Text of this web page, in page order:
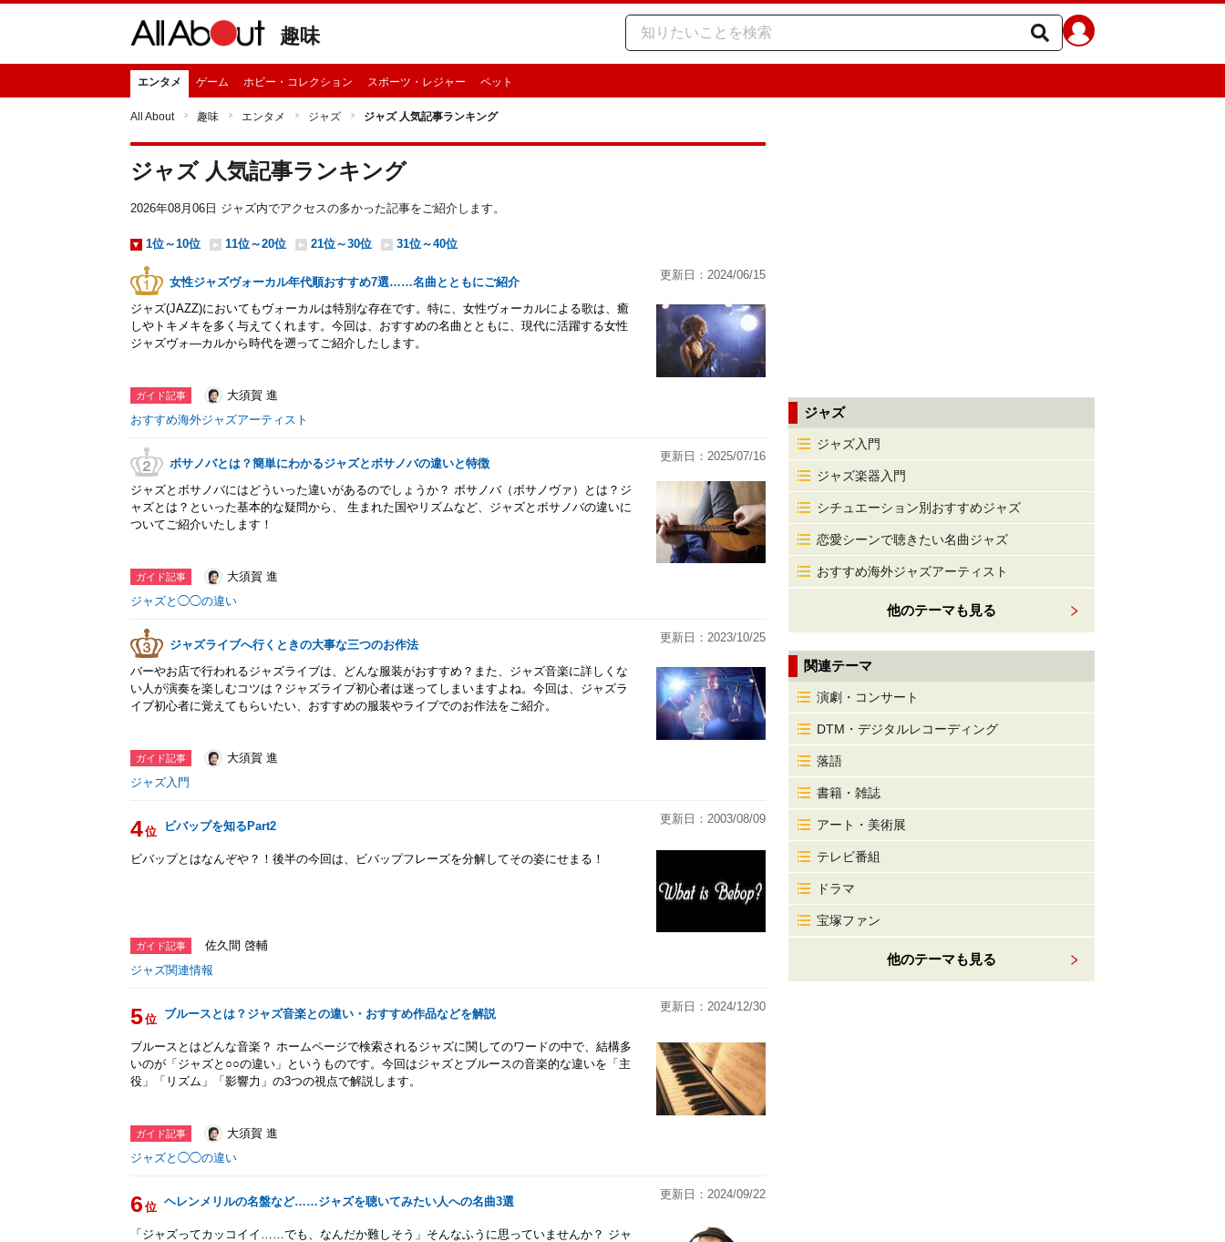
趣味
エンタメ ゲーム ホビー・コレクション スポーツ・レジャー ペット
All About 趣味 エンタメ ジャズ ジャズ 人気記事ランキング
ジャズ 人気記事ランキング
2026年08月06日 ジャズ内でアクセスの多かった記事をご紹介します。
1位～10位 11位～20位 21位～30位 31位～40位
女性ジャズヴォーカル年代順おすすめ7選……名曲とともにご紹介
更新日：2024/06/15
ジャズ(JAZZ)においてもヴォーカルは特別な存在です。特に、女性ヴォーカルによる歌は、癒
しやトキメキを多く与えてくれます。今回は、おすすめの名曲とともに、現代に活躍する女性
ジャズヴォ―カルから時代を遡ってご紹介したします。
ガイド記事
大須賀 進
おすすめ海外ジャズアーティスト
ボサノバとは？簡単にわかるジャズとボサノバの違いと特徴
更新日：2025/07/16
ジャズとボサノバにはどういった違いがあるのでしょうか？ ボサノバ（ボサノヴァ）とは？ジ
ャズとは？といった基本的な疑問から、 生まれた国やリズムなど、ジャズとボサノバの違いに
ついてご紹介いたします！
ガイド記事
大須賀 進
ジャズと◯◯の違い
ジャズライブへ行くときの大事な三つのお作法
更新日：2023/10/25
バーやお店で行われるジャズライブは、どんな服装がおすすめ？また、ジャズ音楽に詳しくな
い人が演奏を楽しむコツは？ジャズライブ初心者は迷ってしまいますよね。今回は、ジャズラ
イブ初心者に覚えてもらいたい、おすすめの服装やライブでのお作法をご紹介。
ガイド記事
大須賀 進
ジャズ入門
4位 ビバップを知るPart2
更新日：2003/08/09
ビバップとはなんぞや？！後半の今回は、ビバップフレーズを分解してその姿にせまる！
ガイド記事
佐久間 啓輔
ジャズ関連情報
5位 ブルースとは？ジャズ音楽との違い・おすすめ作品などを解説
更新日：2024/12/30
ブルースとはどんな音楽？ ホームページで検索されるジャズに関してのワードの中で、結構多
いのが「ジャズと○○の違い」というものです。今回はジャズとブルースの音楽的な違いを「主
役」「リズム」「影響力」の3つの視点で解説します。
ガイド記事
大須賀 進
ジャズと◯◯の違い
6 位 ヘレンメリルの名盤など……ジャズを聴いてみたい人への名曲3選
更新日：2024/09/22
「ジャズってカッコイイ……でも、なんだか難しそう」そんなふうに思っていませんか？ ジャ
ジャズ
ジャズ入門
ジャズ楽器入門
シチュエーション別おすすめジャズ
恋愛シーンで聴きたい名曲ジャズ
おすすめ海外ジャズアーティスト
他のテーマも見る
関連テーマ
演劇・コンサート
DTM・デジタルレコーディング
落語
書籍・雑誌
アート・美術展
テレビ番組
ドラマ
宝塚ファン
他のテーマも見る